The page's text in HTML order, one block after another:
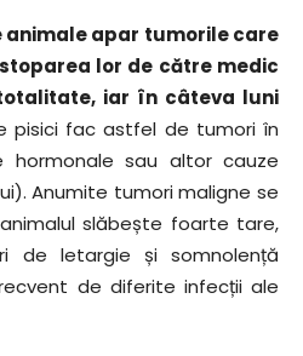
animale apar tumorile care
lor de către medic
iar în câteva luni
pisici fac astfel de tumori în
hormonale sau altor cauze
Anumite tumori maligne se
slăbește foarte tare,
de letargie și somnolență
de diferite infecții ale